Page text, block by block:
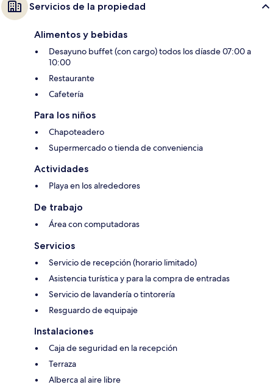
Servicios de la propiedad
Alimentos y bebidas
Desayuno buffet (con cargo) todos los díasde 07:00 a
10:00
Restaurante
Cafetería
Para los niños
Chapoteadero
Supermercado o tienda de conveniencia
Actividades
Playa en los alrededores
De trabajo
Área con computadoras
Servicios
Servicio de recepción (horario limitado)
Asistencia turística y para la compra de entradas
Servicio de lavandería o tintorería
Resguardo de equipaje
Instalaciones
Caja de seguridad en la recepción
Terraza
Alberca al aire libre